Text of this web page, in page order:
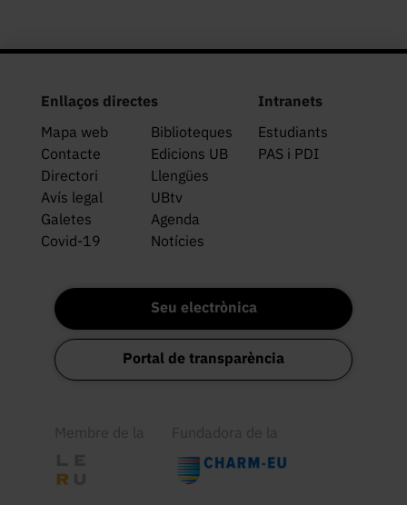
Enllaços directes
Mapa web
Biblioteques
Contacte
Edicions UB
Directori
Llengües
Avís legal
UBtv
Galetes
Agenda
Covid-19
Notícies
Intranets
Estudiants
PAS i PDI
Seu electrònica
Portal de transparència
Membre de la Fundadora de la